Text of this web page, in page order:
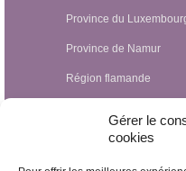
Gérer le
cookies
Province du
Province de Namur
Région flamande
Hypnothérapeutes
Hypnothérapeutes France